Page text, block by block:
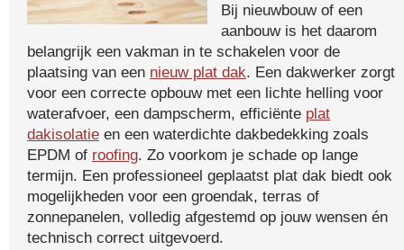
Bij nieuwbouw of een
aanbouw is het daarom
belangrijk een vakman in te schakelen voor de
plaatsing van een nieuw plat dak. Een dakwerker zorgt
voor een correcte opbouw met een lichte helling voor
waterafvoer, een dampscherm, efficiënte plat
dakisolatie en een waterdichte dakbedekking zoals
EPDM of roofing. Zo voorkom je schade op lange
termijn. Een professioneel geplaatst plat dak biedt ook
mogelijkheden voor een groendak, terras of
zonnepanelen, volledig afgestemd op jouw wensen én
technisch correct uitgevoerd.